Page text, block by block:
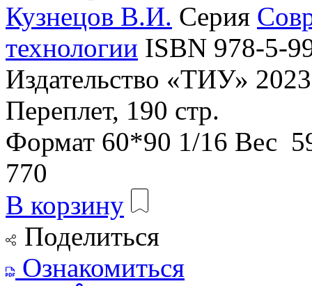
Кузнецов В.И. Серия
технологии ISBN 978-5-
Издательство «ТИУ»
Переплет, 190 стр.
Формат 60*90 1/16 Вес
770
В корзину
Поделиться
Ознакомиться